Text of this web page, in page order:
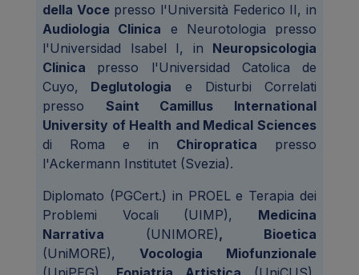
della Vocepresso l'Università Federico II, in
Audiologia Clinica e Neurotologia presso
l'Universidad Isabel I, in Neuropsicologia
Clinica presso l'Universidad Catolica de
Cuyo, Deglutologia e Disturbi Correlati
presso Saint Camillus International
University of Health and Medical Sciences
di Roma e in Chiropratica presso
l'Ackermann Institutet (Svezia).
Diplomato (PGCert.) in PROEL e Terapia dei
Problemi Vocali (UIMP), Medicina
Narrativa (UNIMORE), Bioetica
(UniMORE), Vocologia Miofunzionale